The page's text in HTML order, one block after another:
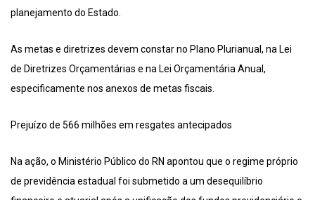
planejamento do Estado.
As metas e diretrizes devem constar no Plano Plurianual, na Lei
de Diretrizes Orçamentárias e na Lei Orçamentária Anual,
especificamente nos anexos de metas fiscais.
Prejuízo de 566 milhões em resgates antecipados
Na ação, o Ministério Público do RN apontou que o regime próprio
de previdência estadual foi submetido a um desequilíbrio